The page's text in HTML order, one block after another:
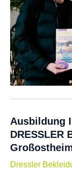
Ausbildung
DRESSLER
Dressler